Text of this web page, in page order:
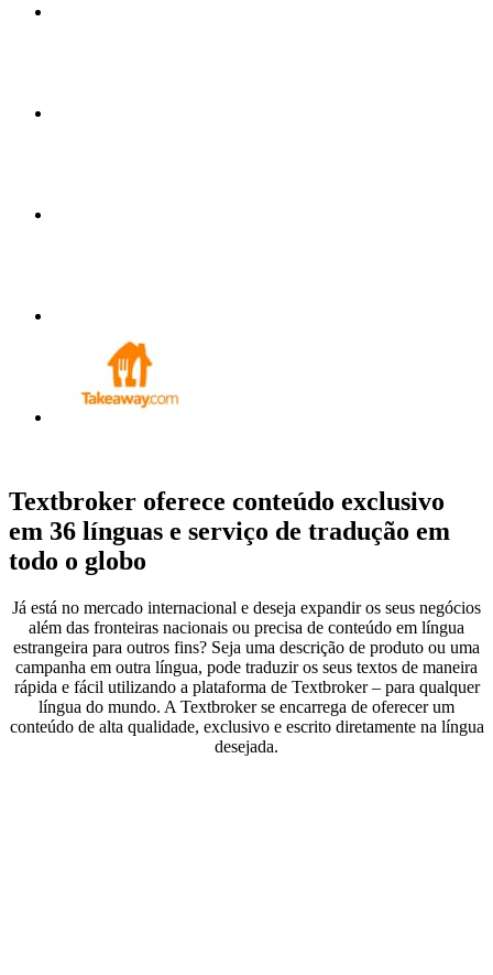
Textbroker oferece conteúdo exclusivo
em 36 línguas e serviço de tradução em
todo o globo
Já está no mercado internacional e deseja expandir os seus negócios
além das fronteiras nacionais ou precisa de conteúdo em língua
estrangeira para outros fins? Seja uma descrição de produto ou uma
campanha em outra língua, pode traduzir os seus textos de maneira
rápida e fácil utilizando a plataforma de Textbroker – para qualquer
língua do mundo. A Textbroker se encarrega de oferecer um
conteúdo de alta qualidade, exclusivo e escrito diretamente na língua
desejada.